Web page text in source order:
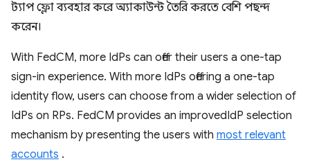
ট্যাপ ফ্লো ব্যবহার করে অ্যাকাউন্ট তৈরি করতে বেশি পছন্দ
করেন।
With FedCM, more IdPs can offer their users a one-tap
sign-in experience. With more IdPs offering a one-tap
identity flow, users can choose from a wider selection of
IdPs on RPs. FedCM provides an improvedIdP selection
mechanism by presenting the users with most relevant
accounts .